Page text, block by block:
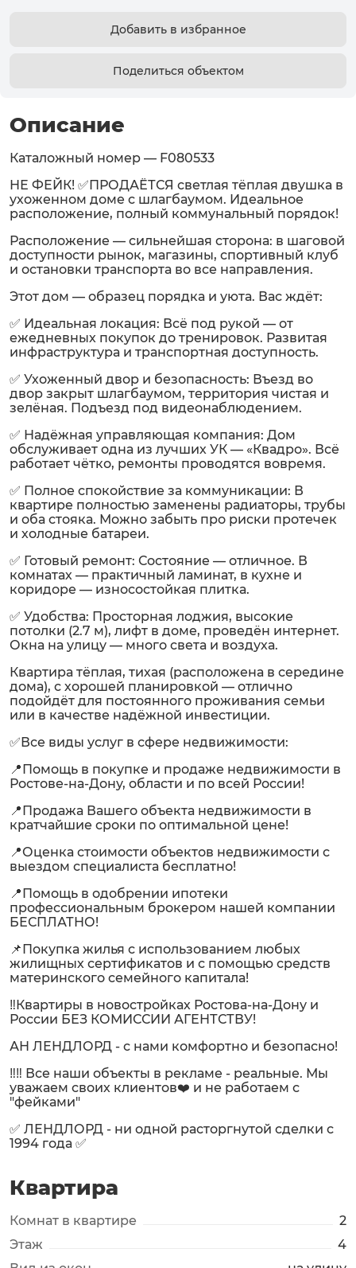
Добавить в избранное
Поделиться объектом
Описание
Каталожный номер — F080533
НЕ ФЕЙК! ✅ПРОДАЁТСЯ светлая тёплая двушка в
ухоженном доме с шлагбаумом. Идеальное
расположение, полный коммунальный порядок!
Расположение — сильнейшая сторона: в шаговой
доступности рынок, магазины, спортивный клуб
и остановки транспорта во все направления.
Этот дом — образец порядка и уюта. Вас ждёт:
✅ Идеальная локация: Всё под рукой — от
ежедневных покупок до тренировок. Развитая
инфраструктура и транспортная доступность.
✅ Ухоженный двор и безопасность: Въезд во
двор закрыт шлагбаумом, территория чистая и
зелёная. Подъезд под видеонаблюдением.
✅ Надёжная управляющая компания: Дом
обслуживает одна из лучших УК — «Квадро». Всё
работает чётко, ремонты проводятся вовремя.
✅ Полное спокойствие за коммуникации: В
квартире полностью заменены радиаторы, трубы
и оба стояка. Можно забыть про риски протечек
и холодные батареи.
✅ Готовый ремонт: Состояние — отличное. В
комнатах — практичный ламинат, в кухне и
коридоре — износостойкая плитка.
✅ Удобства: Просторная лоджия, высокие
потолки (2.7 м), лифт в доме, проведён интернет.
Окна на улицу — много света и воздуха.
Квартира тёплая, тихая (расположена в середине
дома), с хорошей планировкой — отлично
подойдёт для постоянного проживания семьи
или в качестве надёжной инвестиции.
✅Все виды услуг в сфере недвижимости:
📍Помощь в покупке и продаже недвижимости в
Ростове-на-Дону, области и по всей России!
📍Продажа Вашего объекта недвижимости в
кратчайшие сроки по оптимальной цене!
📍Оценка стоимости объектов недвижимости с
выездом специалиста бесплатно!
📍Помощь в одобрении ипотеки
профессиональным брокером нашей компании
БЕСПЛАТНО!
📌Покупка жилья с использованием любых
жилищных сертификатов и с помощью средств
материнского семейного капитала!
‼️Квартиры в новостройках Ростова-на-Дону и
России БЕЗ КОМИССИИ АГЕНТСТВУ!
АН ЛЕНДЛОРД - с нами комфортно и безопасно!
‼️‼️ Все наши объекты в рекламе - реальные. Мы
уважаем своих клиентов❤️ и не работаем с
"фейками"
✅ ЛЕНДЛОРД - ни одной расторгнутой сделки с
1994 года ✅
Квартира
Комнат в квартире
2
Этаж
4